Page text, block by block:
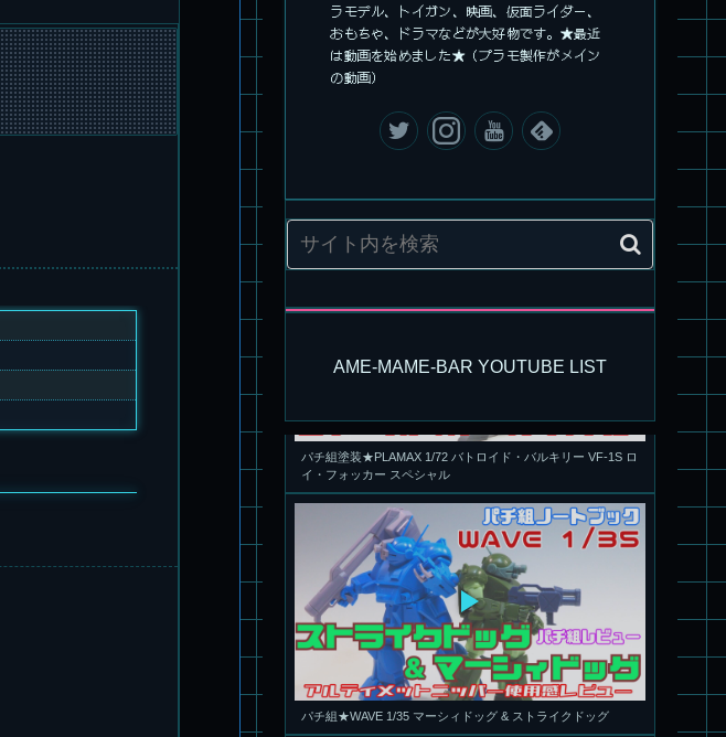
ラモデル、トイガン、映画、仮面ライダー、
おもちゃ、ドラマなどが大好物です。★最近
は動画を始めました★（プラモ製作がメイン
の動画）
AME-MAME-BAR YOUTUBE LIST
旧キット製作★本家SDマクロス バルキリーVF-1S
イ・フォッカー スペシャル
パチ組★WAVE 1/35 マーシィドッグ & ストライクドッグ